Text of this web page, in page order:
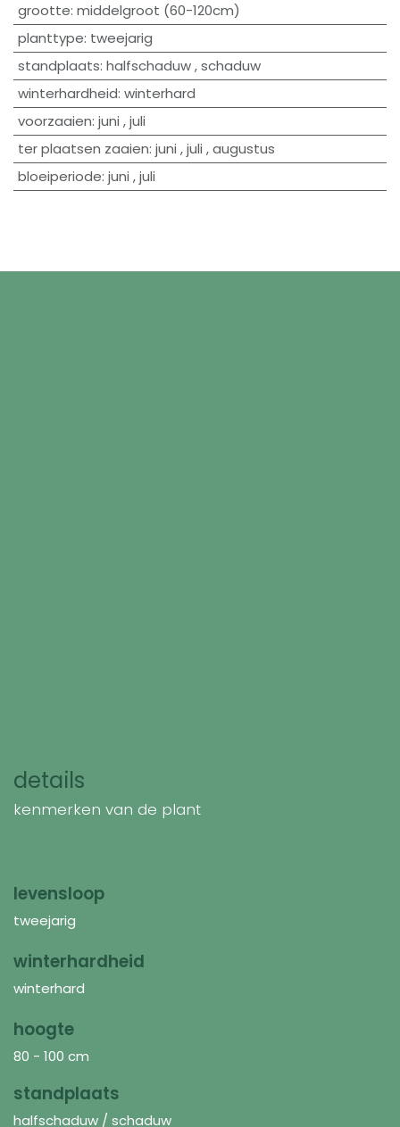
grootte: middelgroot (60-120cm)
planttype: tweejarig
standplaats: halfschaduw,schaduw
winterhardheid: winterhard
voorzaaien: juni ,juli
ter plaatsen zaaien: juni ,juli ,augustus
bloeiperiode: juni ,juli
details
kenmerken van de plant
levensloop
tweejarig
winterhardheid
winterhard
hoogte
80 - 100 cm
standplaats
halfschaduw / schaduw